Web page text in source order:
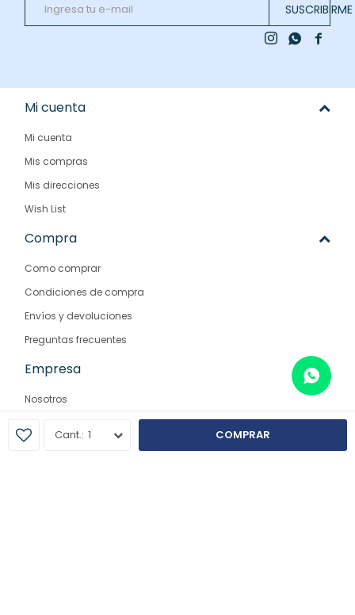
1 COMPRAR
SUSCRIBIRME

 
Mi cuenta
Mi cuenta
Mis compras
Mis direcciones
Wish List
Compra
Como comprar
Condiciones de compra
Envíos y devoluciones
Preguntas frecuentes
Empresa
Nosotros